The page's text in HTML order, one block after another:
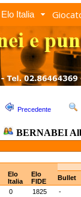
Elo Italia
Precedente
BERNABEI
Elo
Italia
Elo
FIDE
Bullet
0 1825
-